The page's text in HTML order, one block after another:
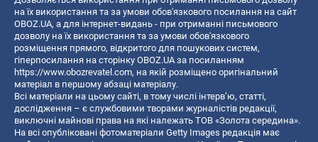
на їх використання та за умови обов'язкового посилання на сайт
OBOZ.UA, а для інтернет-видань - при отриманні письмового
дозволу на їх використання та за умови обов'язкового
розміщення прямого, відкритого для пошукових систем,
гіперпосилання на сторінку OBOZ.UA за посиланням
https://www.obozrevatel.com, на якій розміщено оригінальний
матеріал в першому абзаці матеріалу.
Всі матеріали на цьому сайті, в тому числі інтерв’ю, статті,
дослідження – є службовими творами журналістів редакції,
виключні майнові права на які належать ТОВ «Золота середина».
На всі опубліковані фотоматеріали Getty Images редакція має